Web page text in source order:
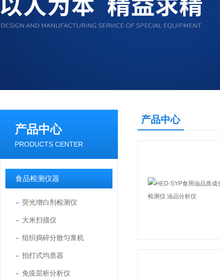
产品中心
PRODUCTS CENTER
食品检测仪器
荧光增白剂检测仪
大米扫描仪
组织捣碎分散匀浆机
拍打式均质器
免疫层析分析仪
产品中心